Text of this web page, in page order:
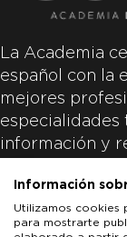
La Academia
español con la
mejores
especialidades
información y
productoras
única y
Información
Utilizamos cookies
para mostrarte